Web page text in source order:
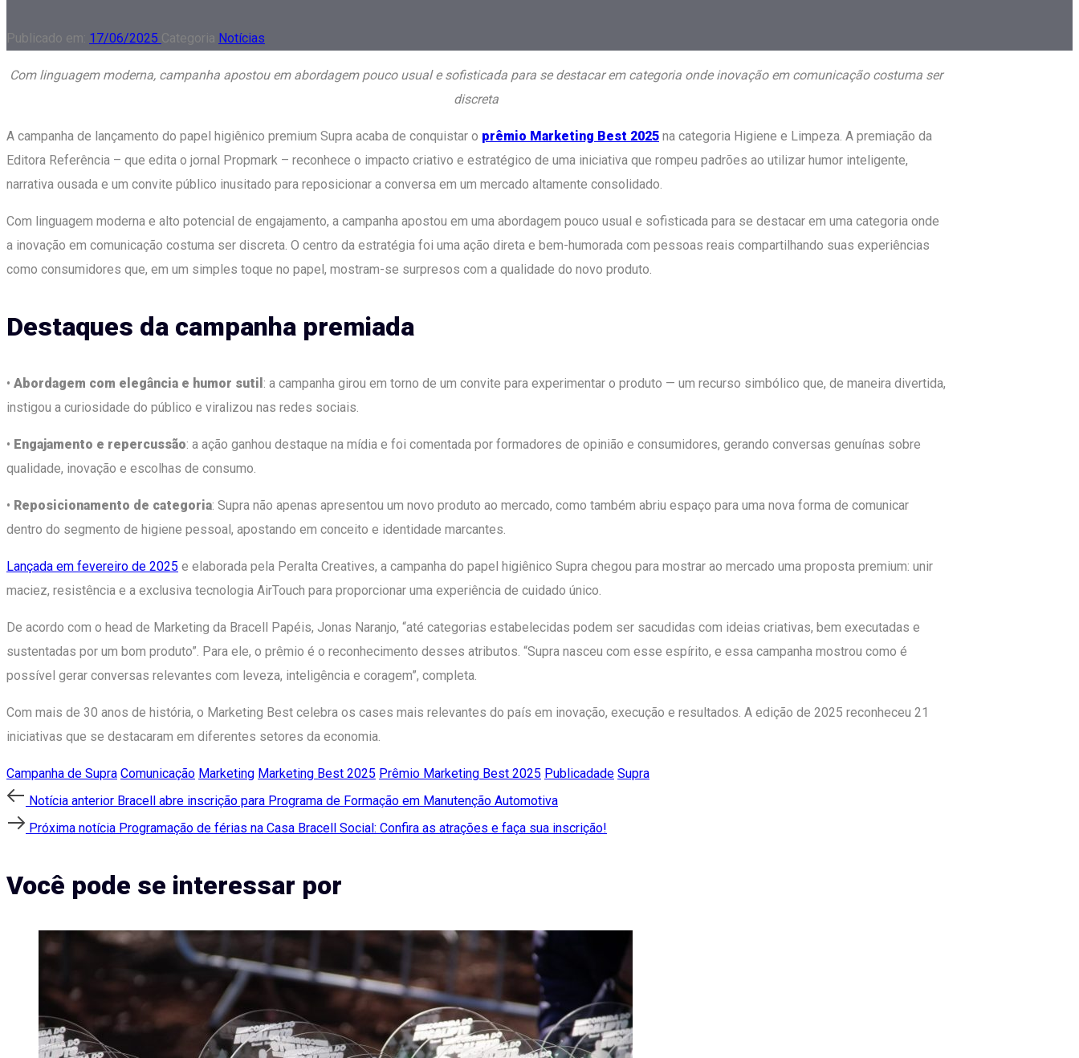
Publicado em: 17/06/2025 Categoria Notícias
Com linguagem moderna, campanha apostou em abordagem pouco usual e sofisticada para se destacar em categoria onde inovação em comunicação costuma ser
discreta
A campanha de lançamento do papel higiênico premium Supra acaba de conquistar o prêmio Marketing Best 2025 na categoria Higiene e Limpeza. A premiação da
Editora Referência – que edita o jornal Propmark – reconhece o impacto criativo e estratégico de uma iniciativa que rompeu padrões ao utilizar humor inteligente,
narrativa ousada e um convite público inusitado para reposicionar a conversa em um mercado altamente consolidado.
Com linguagem moderna e alto potencial de engajamento, a campanha apostou em uma abordagem pouco usual e sofisticada para se destacar em uma categoria onde
a inovação em comunicação costuma ser discreta. O centro da estratégia foi uma ação direta e bem-humorada com pessoas reais compartilhando suas experiências
como consumidores que, em um simples toque no papel, mostram-se surpresos com a qualidade do novo produto.
Destaques da campanha premiada
• Abordagem com elegância e humor sutil : a campanha girou em torno de um convite para experimentar o produto — um recurso simbólico que, de maneira divertida,
instigou a curiosidade do público e viralizou nas redes sociais.
• Engajamento e repercussão: a ação ganhou destaque na mídia e foi comentada por formadores de opinião e consumidores, gerando conversas genuínas sobre
qualidade, inovação e escolhas de consumo.
• Reposicionamento de categoria: Supra não apenas apresentou um novo produto ao mercado, como também abriu espaço para uma nova forma de comunicar
dentro do segmento de higiene pessoal, apostando em conceito e identidade marcantes.
Lançada em fevereiro de 2025 e elaborada pela Peralta Creatives, a campanha do papel higiênico Supra chegou para mostrar ao mercado uma proposta premium: unir
maciez, resistência e a exclusiva tecnologia AirTouch para proporcionar uma experiência de cuidado único.
De acordo com o head de Marketing da Bracell Papéis, Jonas Naranjo, “até categorias estabelecidas podem ser sacudidas com ideias criativas, bem executadas e
sustentadas por um bom produto”. Para ele, o prêmio é o reconhecimento desses atributos. “Supra nasceu com esse espírito, e essa campanha mostrou como é
possível gerar conversas relevantes com leveza, inteligência e coragem”, completa.
Com mais de 30 anos de história, o Marketing Best celebra os cases mais relevantes do país em inovação, execução e resultados. A edição de 2025 reconheceu 21
iniciativas que se destacaram em diferentes setores da economia.
Campanha de Supra Comunicação Marketing Marketing Best 2025 Prêmio Marketing Best 2025 Publicadade Supra
Post
Notícia
anterior
Notícia anterior Bracell abre inscrição para Programa de Formação em Manutenção Automotiva
Próxima
Próxima notícia Programação de férias na Casa Bracell Social: Confira as atrações e faça sua inscrição!
Você pode se interessar por